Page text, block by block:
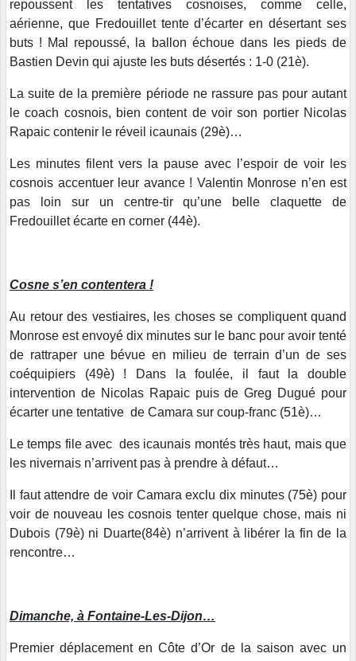
repoussent les tentatives cosnoises, comme celle,
aérienne, que Fredouillet tente d’écarter en désertant ses
buts ! Mal repoussé, la ballon échoue dans les pieds de
Bastien Devin qui ajuste les buts désertés : 1-0 (21è).
La suite de la première période ne rassure pas pour autant
le coach cosnois, bien content de voir son portier Nicolas
Rapaic contenir le réveil icaunais (29è)…
Les minutes filent vers la pause avec l’espoir de voir les
cosnois accentuer leur avance ! Valentin Monrose n’en est
pas loin sur un centre-tir qu’une belle claquette de
Fredouillet écarte en corner (44è).
Cosne s’en contentera !
Au retour des vestiaires, les choses se compliquent quand
Monrose est envoyé dix minutes sur le banc pour avoir tenté
de rattraper une bévue en milieu de terrain d’un de ses
coéquipiers (49è) ! Dans la foulée, il faut la double
intervention de Nicolas Rapaic puis de Greg Dugué pour
écarter une tentative de Camara sur coup-franc (51è)…
Le temps file avec des icaunais montés très haut, mais que
les nivernais n’arrivent pas à prendre à défaut…
Il faut attendre de voir Camara exclu dix minutes (75è) pour
voir de nouveau les cosnois tenter quelque chose, mais ni
Dubois (79è) ni Duarte(84è) n’arrivent à libérer la fin de la
rencontre…
Dimanche, à Fontaine-Les-Dijon…
Premier déplacement en Côte d’Or de la saison avec un